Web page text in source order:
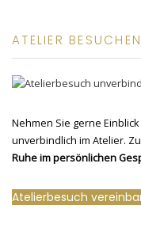
ATELIER BESUCHEN
Nehmen Sie gerne
unverbindlich im Atelier.
Ruhe im persönlichen
Atelierbesuch